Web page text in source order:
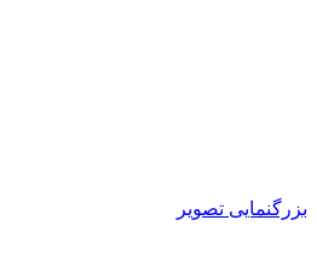
بزرگنمایی تصویر